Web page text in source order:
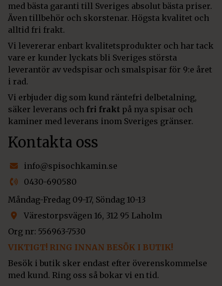
med bästa garanti till Sveriges absolut bästa priser.
Även tillbehör och skorstenar. Högsta kvalitet och
alltid fri frakt.
Vi levererar enbart kvalitetsprodukter och har tack
vare er kunder lyckats bli Sveriges största
leverantör av vedspisar och smalspisar för 9:e året
i rad.
Vi erbjuder dig som kund räntefri delbetalning,
säker leverans och fri frakt på nya spisar och
kaminer med leverans inom Sveriges gränser.
Kontakta oss
info@spisochkamin.se
0430-690580
Måndag-Fredag 09-17, Söndag 10-13
Värestorpsvägen 16, 312 95 Laholm
Org nr: 556963-7530
VIKTIGT! RING INNAN BESÖK I BUTIK!
Besök i butik sker endast efter överenskommelse
med kund. Ring oss så bokar vi en tid.